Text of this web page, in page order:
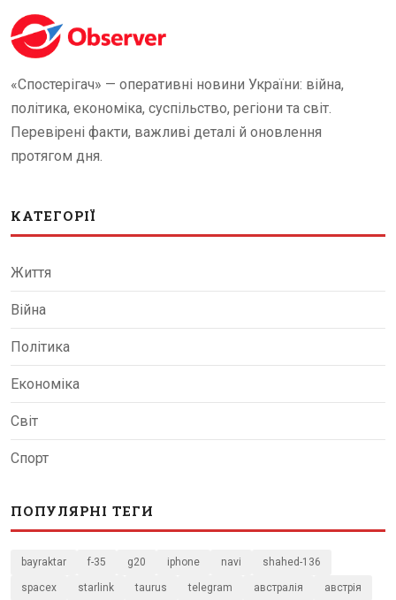
«Спостерігач» — оперативні новини України: війна,
політика, економіка, суспільство, регіони та світ.
Перевірені факти, важливі деталі й оновлення
протягом дня.
КАТЕГОРІЇ
Життя
Війна
Політика
Економіка
Світ
Спорт
ПОПУЛЯРНІ ТЕГИ
bayraktar f-35 g20 iphone navi shahed-136
spacex starlink taurus telegram австралія австрія